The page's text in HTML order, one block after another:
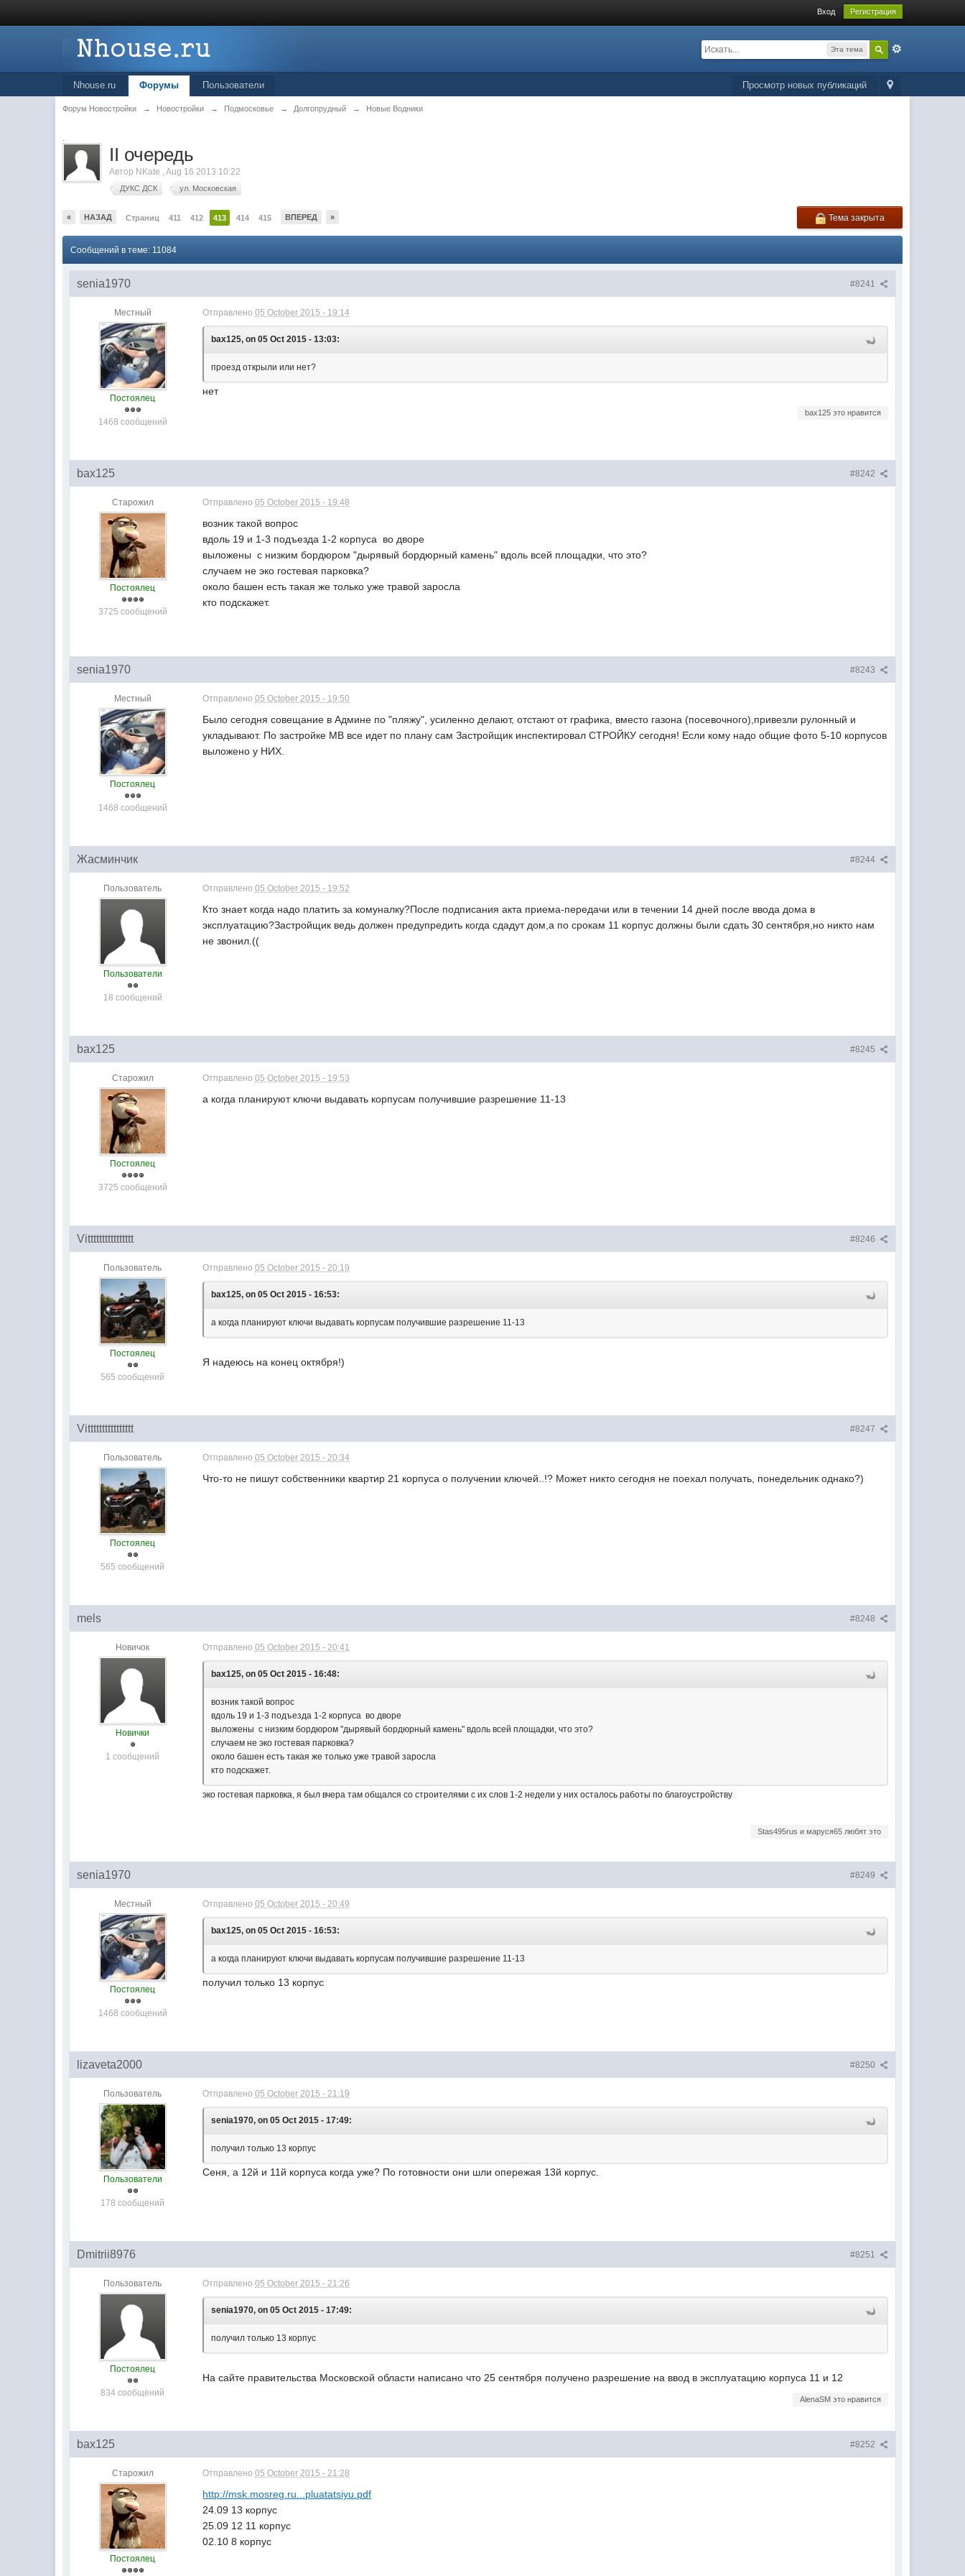
Вход Регистрация
Эта тема
Просмотр новых публикаций
Nhouse.ru Форумы Пользователи
Форум Новостройки → Новостройки → Подмосковье → Долгопрудный → Новые Водники
.
II очередь
Автор NKate ,Aug 16 2013 10:22
ДУКС ДСК ул. Московская
« НАЗАД Страниц 411 412 413 414 415 ВПЕРЕД » Тема закрыта
Сообщений в теме: 11084
#8241
senia1970
Местный
Постоялец
1468 сообщений
Отправлено05 October 2015 - 19:14
bax125, on 05 Oct 2015 - 13:03:
проезд открыли или нет?
нет
bax125 это нравится
#8242
bax125
Старожил
Постоялец
3725 сообщений
Отправлено05 October 2015 - 19:48
возник такой вопрос
вдоль 19 и 1-3 подъезда 1-2 корпуса во дворе
выложены с низким бордюром "дырявый бордюрный камень" вдоль всей площадки, что это?
случаем не эко гостевая парковка?
около башен есть такая же только уже травой заросла
кто подскажет.
#8243
senia1970
Местный
Постоялец
1468 сообщений
Отправлено05 October 2015 - 19:50
Было сегодня совещание в Админе по "пляжу", усиленно делают, отстают от графика, вместо газона (посевочного),привезли рулонный и
укладывают. По застройке МВ все идет по плану сам Застройщик инспектировал СТРОЙКУ сегодня! Если кому надо общие фото 5-10 корпусов
выложено у НИХ.
#8244
Жасминчик
Пользователь
Пользователи
18 сообщений
Отправлено05 October 2015 - 19:52
Кто знает когда надо платить за комуналку?После подписания акта приема-передачи или в течении 14 дней после ввода дома в
эксплуатацию?Застройщик ведь должен предупредить когда сдадут дом,а по срокам 11 корпус должны были сдать 30 сентября,но никто нам
не звонил.((
#8245
bax125
Старожил
Постоялец
3725 сообщений
Отправлено05 October 2015 - 19:53
а когда планируют ключи выдавать корпусам получившие разрешение 11-13
#8246
Vitttttttttttttttt
Пользователь
Постоялец
565 сообщений
Отправлено05 October 2015 - 20:19
bax125, on 05 Oct 2015 - 16:53:
а когда планируют ключи выдавать корпусам получившие разрешение 11-13
Я надеюсь на конец октября!)
#8247
Vitttttttttttttttt
Пользователь
Постоялец
565 сообщений
Отправлено05 October 2015 - 20:34
Что-то не пишут собственники квартир 21 корпуса о получении ключей..!? Может никто сегодня не поехал получать, понедельник однако?)
#8248
mels
Новичок
Новички
1 сообщений
Отправлено05 October 2015 - 20:41
bax125, on 05 Oct 2015 - 16:48:
возник такой вопрос
вдоль 19 и 1-3 подъезда 1-2 корпуса во дворе
выложены с низким бордюром "дырявый бордюрный камень" вдоль всей площадки, что это?
случаем не эко гостевая парковка?
около башен есть такая же только уже травой заросла
кто подскажет.
эко гостевая парковка,я был вчера там общался со строителями с их слов 1-2 недели у них осталось работы по благоустройству
Stas495rus и маруся65 любят это
#8249
senia1970
Местный
Постоялец
1468 сообщений
Отправлено05 October 2015 - 20:49
bax125, on 05 Oct 2015 - 16:53:
а когда планируют ключи выдавать корпусам получившие разрешение 11-13
получил только 13 корпус
#8250
lizaveta2000
Пользователь
Пользователи
178 сообщений
Отправлено05 October 2015 - 21:19
senia1970, on 05 Oct 2015 - 17:49:
получил только 13 корпус
Сеня, а 12й и 11й корпуса когда уже? По готовности они шли опережая 13й корпус.
#8251
Dmitrii8976
Пользователь
Постоялец
834 сообщений
Отправлено05 October 2015 - 21:26
senia1970, on 05 Oct 2015 - 17:49:
получил только 13 корпус
На сайте правительства Московской области написано что 25 сентября получено разрешение на ввод в эксплуатацию корпуса 11 и 12
AlenaSM это нравится
#8252
bax125
Старожил
Постоялец
Отправлено05 October 2015 - 21:28
http://msk.mosreg.ru...pluatatsiyu.pdf
24.09 13 корпус
25.09 12 11 корпус
02.10 8 корпус